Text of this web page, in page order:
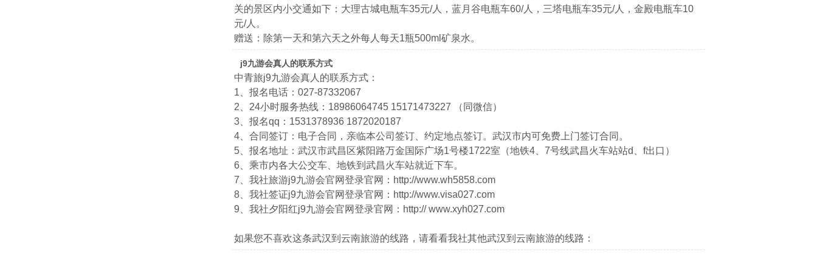
关的景区内小交通如下：大理古城电瓶车35元/人，蓝月谷电瓶车60/人，三塔电瓶车35元/人，金殿电瓶车10
元/人。
赠送：除第一天和第六天之外每人每天1瓶500ml矿泉水。
j9九游会真人的联系方式
中青旅j9九游会真人的联系方式：
1、报名电话：027-87332067
2、24小时服务热线：18986064745 15171473227 （同微信）
3、报名qq：1531378936 1872020187
4、合同签订：电子合同，亲临本公司签订、约定地点签订。武汉市内可免费上门签订合同。
5、报名地址：武汉市武昌区紫阳路万金国际广场1号楼1722室（地铁4、7号线武昌火车站站d、f出口）
6、乘市内各大公交车、地铁到武昌火车站就近下车。
7、我社旅游j9九游会官网登录官网：http://www.wh5858.com
8、我社签证j9九游会官网登录官网：http://www.visa027.com
9、我社夕阳红j9九游会官网登录官网：http:// www.xyh027.com
如果您不喜欢这条武汉到云南旅游的线路，请看看我社其他武汉到云南旅游的线路：